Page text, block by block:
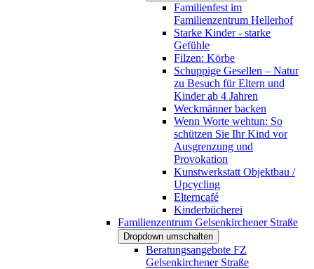
Familienfest im
Familienzentrum Hellerhof
Starke Kinder - starke
Gefühle
Filzen: Körbe
Schuppige Gesellen – Natur
zu Besuch für Eltern und
Kinder ab 4 Jahren
Weckmänner backen
Wenn Worte wehtun: So
schützen Sie Ihr Kind vor
Ausgrenzung und
Provokation
Kunstwerkstatt Objektbau /
Upcycling
Elterncafé
Kinderbücherei
Familienzentrum Gelsenkirchener Straße
Dropdown umschalten
Beratungsangebote FZ
Gelsenkirchener Straße